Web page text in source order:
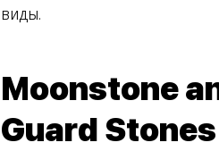
виды.
Moonstone
Guard Stones